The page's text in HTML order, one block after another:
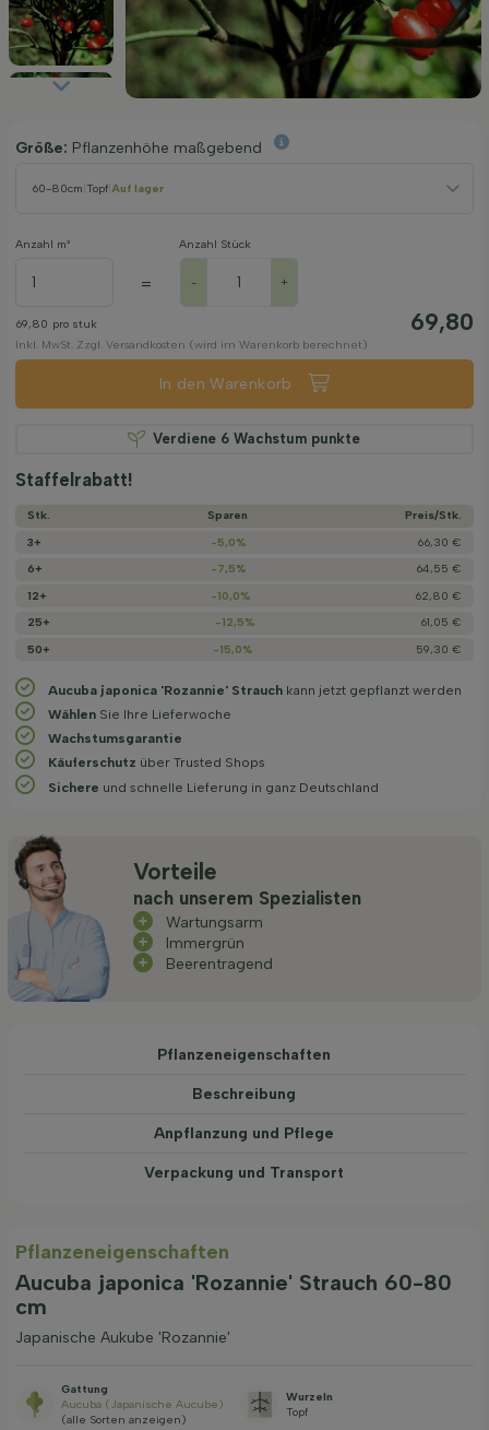
Größe: Pflanzenhöhe maßgebend
60-80cm Topf Auf lager
Anzahl m²
=
Anzahl Stück
- +
69,80 pro stuk 69,80
Inkl. MwSt. Zzgl. Versandkosten (wird im Warenkorb berechnet)
In den Warenkorb
Verdiene 6 Wachstum punkte
Staffelrabatt!
Stk. Sparen
Preis/­Stk.
3+
-5,0%
66,30 €
6+
-7,5%
64,55 €
12+
-10,0%
62,80 €
25+
-12,5%
61,05 €
50+
-15,0% 59,30 €
Aucuba japonica 'Rozannie' Strauch kann jetzt gepflanzt werden
Wählen Sie Ihre Lieferwoche
Wachstums­garantie
Käuferschutz über Trusted Shops
Sichere und schnelle Lieferung in ganz Deutschland
Vorteile
nach unserem Spezialisten
Wartungsarm
Immergrün
Beerentragend
Pflanzeneigenschaften
Beschreibung
Anpflanzung und Pflege
Verpackung und Transport
Pflanzeneigenschaften
Aucuba japonica 'Rozannie' Strauch 60-80
cm
Japanische Aukube 'Rozannie'
Gattung
Aucuba (Japanische Aucube)
(alle Sorten anzeigen)
Wurzeln
Topf